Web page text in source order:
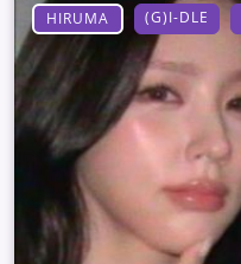
HIRUMA (G)I-DLE